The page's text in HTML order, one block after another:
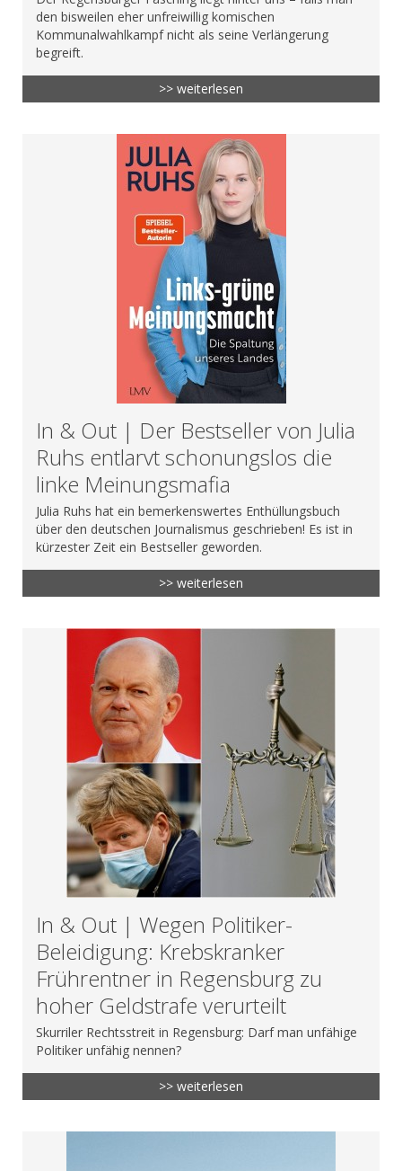
den bisweilen eher unfreiwillig komischen
Kommunalwahlkampf nicht als seine Verlängerung
begreift.
>> weiterlesen
In & Out | Der Bestseller von Julia
Ruhs entlarvt schonungslos die
linke Meinungsmafia
Julia Ruhs hat ein bemerkenswertes Enthüllungsbuch
über den deutschen Journalismus geschrieben! Es ist in
kürzester Zeit ein Bestseller geworden.
>> weiterlesen
In & Out | Wegen Politiker-
Beleidigung: Krebskranker
Frührentner in Regensburg zu
hoher Geldstrafe verurteilt
Skurriler Rechtsstreit in Regensburg: Darf man unfähige
Politiker unfähig nennen?
>> weiterlesen